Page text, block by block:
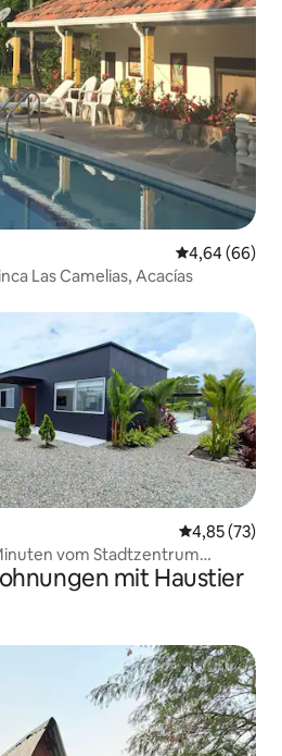
4,64 (66)
Las Camelias, Acacías
4,85 (73)
vom Stadtzentrum
mit Haustier